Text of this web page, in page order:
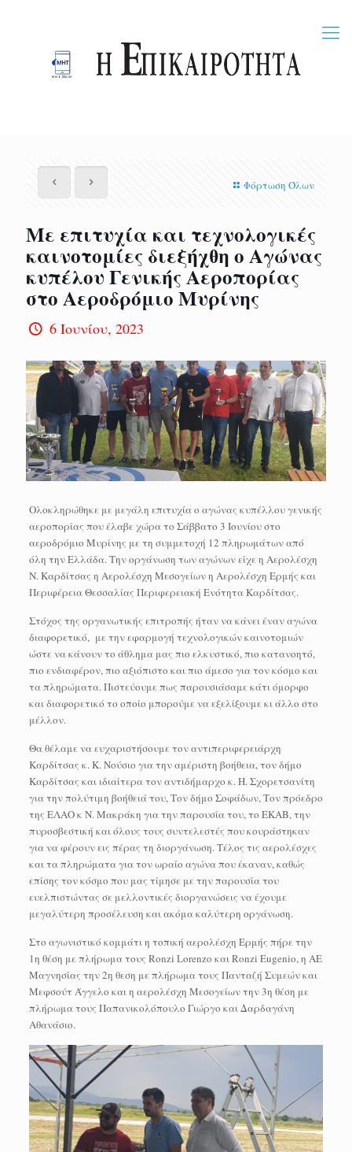
Φόρτωση Όλων
Με επιτυχία και τεχνολογικές
καινοτομίες διεξήχθη ο Αγώνας
κυπέλου Γενικής Αεροπορίας
στο Αεροδρόμιο Μυρίνης
6 Ιουνίου, 2023
Ολοκληρώθηκε με μεγάλη επιτυχία ο αγώνας κυπέλλου γενικής
αεροπορίας που έλαβε χώρα το Σάββατο 3 Ιουνίου στο
αεροδρόμιο Μυρίνης με τη συμμετοχή 12 πληρωμάτων από
όλη την Ελλάδα. Την οργάνωση των αγώνων είχε η Αερολέσχη
Ν. Καρδίτσας η Αερολέσχη Μεσογείων η Αερολέσχη Ερμής και
Περιφέρεια Θεσσαλίας Περιφερειακή Ενότητα Καρδίτσας.
Στόχος της οργανωτικής επιτροπής ήταν να κάνει έναν αγώνα
διαφορετικό, με την εφαρμογή τεχνολογικών καινοτομιών
ώστε να κάνουν το άθλημα μας πιο ελκυστικό, πιο κατανοητό,
πιο ενδιαφέρον, πιο αξιόπιστο και πιο άμεσο για τον κόσμο και
τα πληρώματα. Πιστεύουμε πως παρουσιάσαμε κάτι όμορφο
και διαφορετικό το οποίο μπορούμε να εξελίξουμε κι άλλο στο
μέλλον.
Θα θέλαμε να ευχαριστήσουμε τον αντιπεριφερειάρχη
Καρδίτσας κ. Κ. Νούσιο για την αμέριστη βοήθεια, τον δήμο
Καρδίτσας και ιδιαίτερα τον αντιδήμαρχο κ. Η. Σχορετσανίτη
για την πολύτιμη βοήθειά του, Τον δήμο Σοφάδων, Τον πρόεδρο
της ΕΛΑΟ κ Ν. Μακράκη για την παρουσία του, το ΕΚΑΒ, την
πυροσβεστική και όλους τους συντελεστές που κουράστηκαν
για να φέρουν εις πέρας τη διοργάνωση. Τέλος τις αερολέσχες
και τα πληρώματα για τον ωραίο αγώνα που έκαναν, καθώς
επίσης τον κόσμο που μας τίμησε με την παρουσία του
ευελπιστώντας σε μελλοντικές διοργανώσεις να έχουμε
μεγαλύτερη προσέλευση και ακόμα καλύτερη οργάνωση.
Στο αγωνιστικό κομμάτι η τοπική αερολέσχη Ερμής πήρε την
1η θέση με πλήρωμα τους Ronzi Lorenzo και Ronzi Eugenio, η ΑΕ
Μαγνησίας την 2η θεση με πλήρωμα τους Πανταζή Συμεών και
Μεφσούτ Άγγελο και η αερολέσχη Μεσογείων την 3η θέση με
πλήρωμα τους Παπανικολόπουλο Γιώργο και Δαρδαγάνη
Αθανάσιο.